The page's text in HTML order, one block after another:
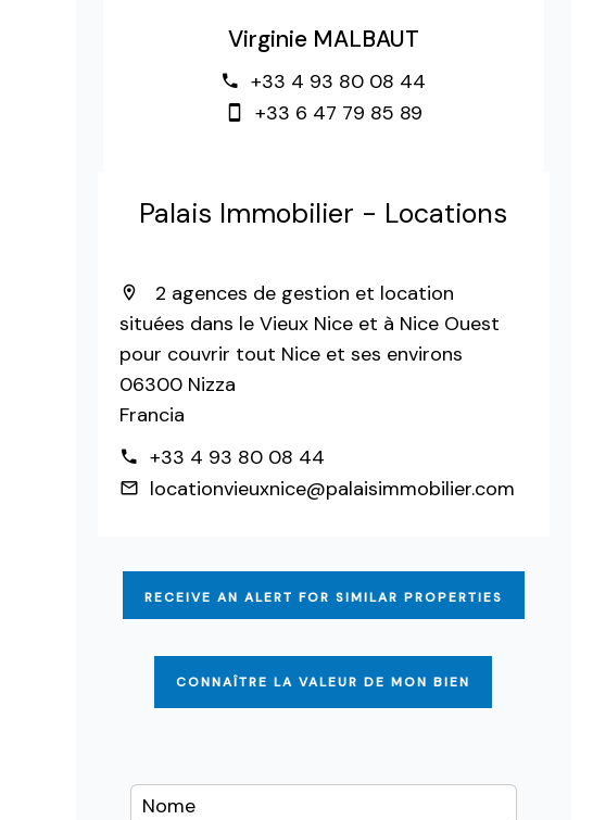
Virginie MALBAUT
+33 4 93 80 08 44
+33 6 47 79 85 89
Palais Immobilier - Locations
2 agences de gestion et location
situées dans le Vieux Nice et à Nice Ouest
pour couvrir tout Nice et ses environs
06300 Nizza
Francia
+33 4 93 80 08 44
locationvieuxnice@palaisimmobilier.com
RECEIVE AN ALERT FOR SIMILAR PROPERTIES
CONNAÎTRE LA VALEUR DE MON BIEN